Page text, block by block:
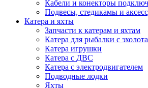
Кабели и конекторы
Подвесы, стедикамы и
Катера и яхты
Запчасти к катерам и яхтам
Катера для рыбалки с
Катера игрушки
Катера с ДВС
Катера с электродвигателем
Подводные лодки
Яхты